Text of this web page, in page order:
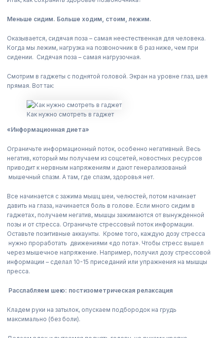
Меньше сидим. Больше ходим, стоим, лежим.
Оказывается, сидячая поза – самая неестественная для человека.
Когда мы лежим, нагрузка на позвоночник в 6 раз ниже, чем при
сидении. Сидячая поза – самая нагрузочная.
Смотрим в гаджеты с поднятой головой. Экран на уровне глаз, шея
прямая. Вот так:
Как нужно смотреть в гаджет
«Информационная диета»
Ограничьте информационный поток, особенно негативный. Весь
негатив, который мы получаем из соцсетей, новостных ресурсов
приводит к нервным напряжениям и дают генерализованый
мышечный спазм. А там, где спазм, здоровья нет.
Все начинается с зажима мышц шеи, челюстей, потом начинает
давить на глаза, начинается боль в голове. Если много сидим в
гаджетах, получаем негатив, мышцы зажимаются от вынужденной
позы и от стресса. Ограничьте стрессовый поток информации.
Оставьте позитивные аккаунты. Кроме того, каждую дозу стресса
нужно проработать движениями «до пота». Чтобы стресс вышел
через мышечное напряжение. Например, получил дозу стрессовой
информации – сделал 10-15 приседаний или упражнения на мышцы
пресса.
Расслабляем шею: постизометрическая релаксация
Кладем руки на затылок, опускаем подбородок на грудь
максимально (без боли).